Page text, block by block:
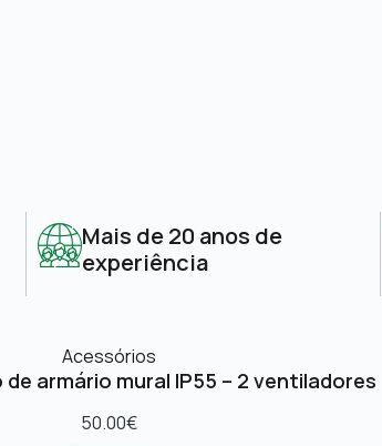
Mais de 20 anos de
experiência
Acessórios
armário mural IP55 – 2 ventiladores
50.00€